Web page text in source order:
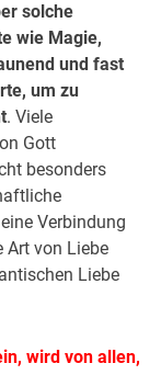
solche
wie Magie,
und fast
um zu
. Viele
Gott
besonders
Verbindung
Art von Liebe
Liebe
wird von allen,